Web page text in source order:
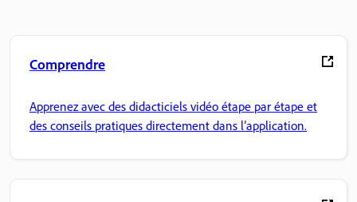
Comprendre
Apprenez avec des didacticiels vidéo étape par étape et
des conseils pratiques directement dans l’application.